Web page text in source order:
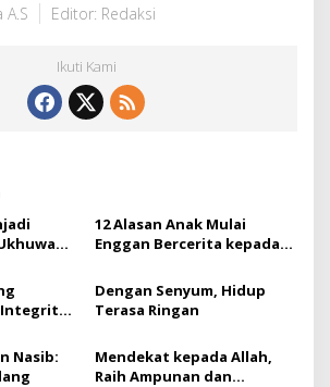
Editor: Redaksi
Ikuti Kami
12 Alasan Anak Mulai
Enggan Bercerita kepada
Dengan Senyum, Hidup
Terasa Ringan
Nasib:
Mendekat kepada Allah,
Raih Ampunan dan